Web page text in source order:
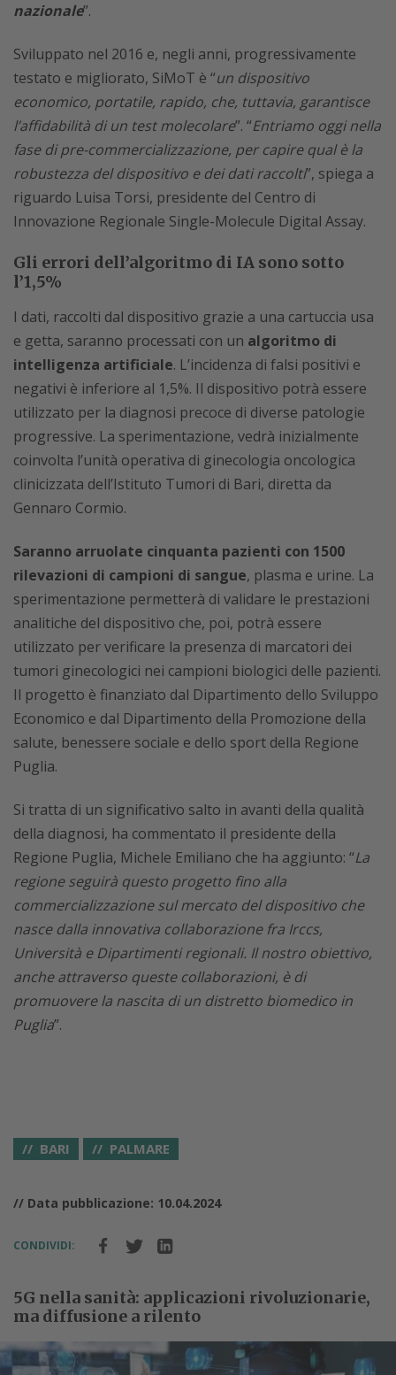
nazionale”.
Sviluppato nel 2016 e, negli anni, progressivamente
testato e migliorato, SiMoT è “un dispositivo
economico, portatile, rapido, che, tuttavia, garantisce
l’affidabilità di un test molecolare”. “Entriamo oggi nella
fase di pre-commercializzazione, per capire qual è la
robustezza del dispositivo e dei dati raccolti”, spiega a
riguardo Luisa Torsi, presidente del Centro di
Innovazione Regionale Single-Molecule Digital Assay.
Gli errori dell’algoritmo di IA sono sotto
l’1,5%
I dati, raccolti dal dispositivo grazie a una cartuccia usa
e getta, saranno processati con un algoritmo di
intelligenza artificiale. L’incidenza di falsi positivi e
negativi è inferiore al 1,5%. Il dispositivo potrà essere
utilizzato per la diagnosi precoce di diverse patologie
progressive. La sperimentazione, vedrà inizialmente
coinvolta l’unità operativa di ginecologia oncologica
clinicizzata dell’Istituto Tumori di Bari, diretta da
Gennaro Cormio.
Saranno arruolate cinquanta pazienti con 1500
rilevazioni di campioni di sangue, plasma e urine. La
sperimentazione permetterà di validare le prestazioni
analitiche del dispositivo che, poi, potrà essere
utilizzato per verificare la presenza di marcatori dei
tumori ginecologici nei campioni biologici delle pazienti.
Il progetto è finanziato dal Dipartimento dello Sviluppo
Economico e dal Dipartimento della Promozione della
salute, benessere sociale e dello sport della Regione
Puglia.
Si tratta di un significativo salto in avanti della qualità
della diagnosi, ha commentato il presidente della
Regione Puglia, Michele Emiliano che ha aggiunto: “La
regione seguirà questo progetto fino alla
commercializzazione sul mercato del dispositivo che
nasce dalla innovativa collaborazione fra Irccs,
Università e Dipartimenti regionali. Il nostro obiettivo,
anche attraverso queste collaborazioni, è di
promuovere la nascita di un distretto biomedico in
Puglia”.
BARI PALMARE
// Data pubblicazione: 10.04.2024
CONDIVIDI:
5G nella sanità: applicazioni rivoluzionarie,
ma diffusione a rilento